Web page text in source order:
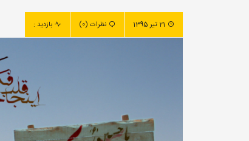
21 تیر 1395 نظرات (0) بازدید :